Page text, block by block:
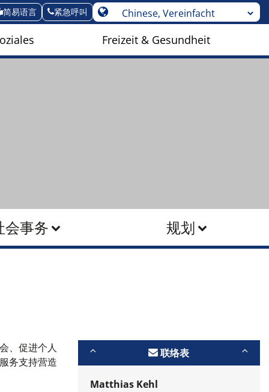
简易语言 紧急呼叫
Freizeit & Gesundheit
会事务 规划
、促进个人
务支持营造
联络表
Matthias Kehl